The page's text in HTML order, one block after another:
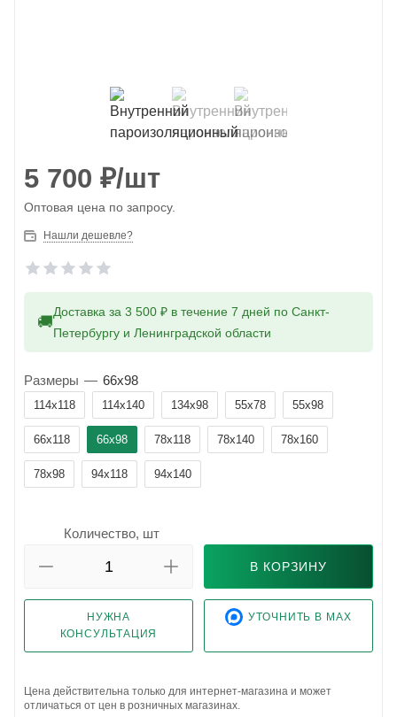
5 700 ₽/шт
Оптовая цена по запросу.
Нашли дешевле?
🚚
Доставка за 3 500 ₽ в течение 7 дней по Санкт-
Петербургу и Ленинградской области
Размеры — 66x98
114x118 114x140 134x98 55x78 55x98
66x118 66x98 78x118 78x140 78x160
78x98 94x118 94x140
Количество, шт
В КОРЗИНУ
НУЖНА
КОНСУЛЬТАЦИЯ
УТОЧНИТЬ В MAX
Цена действительна только для интернет-магазина и может
отличаться от цен в розничных магазинах.